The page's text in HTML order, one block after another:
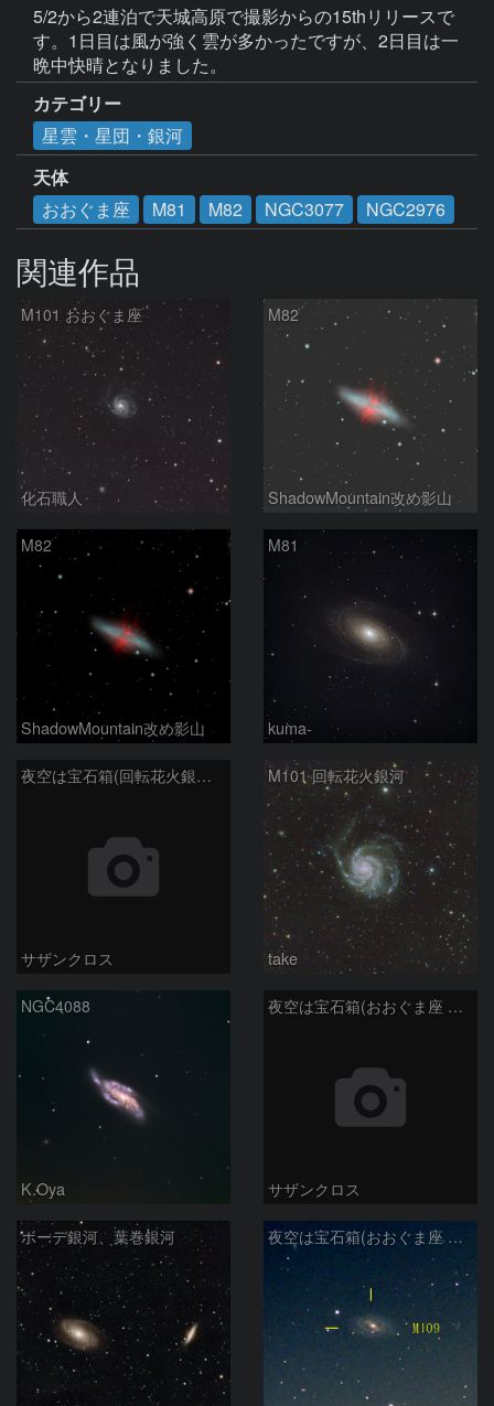
5/2から2連泊で天城高原で撮影からの15thリリースで
す。1日目は風が強く雲が多かったですが、2日目は一
晩中快晴となりました。
カテゴリー
星雲・星団・銀河
天体
おおぐま座
M81 M82 NGC3077 NGC2976
関連作品
M101 おおぐま座
化石職人
M82
ShadowMountain改め影山
M82
ShadowMountain改め影山
M81
kuma-
夜空は宝石箱(回転花火銀河 M101) Seestar50
サザンクロス
M101 回転花火銀河
take
NGC4088
K.Oya
夜空は宝石箱(おおぐま座 NGC3198) Seestar50
サザンクロス
ボーデ銀河、葉巻銀河 夜空は宝石箱(おおぐま座 M109) Seestar50